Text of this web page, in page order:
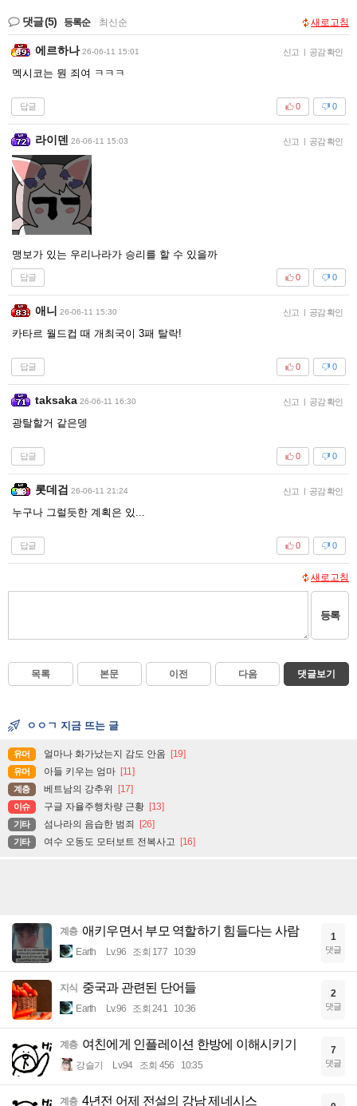
댓글(5) 등록순 최신순 새로고침
에르하나 26-06-11 15:01 신고 | 공감 확인
멕시코는 뭔 죄여 ㅋㅋㅋ
답글 0
0
라이덴 26-06-11 15:03 신고 | 공감 확인
맹보가 있는 우리나라가 승리를 할 수 있을까
답글 0
0
애니 26-06-11 15:30 신고 | 공감 확인
카타르 월드컵 때 개최국이 3패 탈락!
답글 0
0
taksaka 26-06-11 16:30 신고 | 공감 확인
광탈할거 같은뎅
답글 0
0
롯데검 26-06-11 21:24 신고 | 공감 확인
누구나 그럴듯한 계획은 있...
답글 0
0
새로고침
등록
목록 본문 이전 다음 댓글보기
ㅇㅇㄱ 지금 뜨는 글
유머 얼마나 화가났는지 감도 안옴 [19]
유머 아들 키우는 엄마 [11]
계층 베트남의 강추위 [17]
이슈 구글 자율주행차량 근황 [13]
기타 섬나라의 음습한 범죄 [26]
기타 여수 오동도 모터보트 전복사고 [16]
계층 애키우면서 부모 역할하기 힘들다는 사람
Earth Lv.96 조회 177 10:39
1
댓글
지식 중국과 관련된 단어들
Earth Lv.96 조회 241 10:36
2
댓글
계층 여친에게 인플레이션 한방에 이해시키기
강슬기 Lv.94 조회 456 10:35
7
댓글
계층 4년전 어제 전설의 강남 제네시스